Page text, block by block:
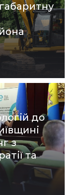
до
з
та